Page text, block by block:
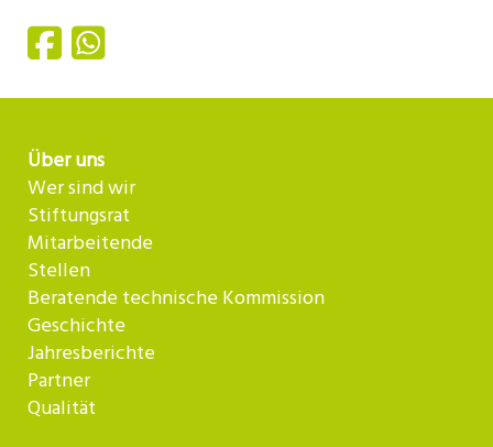
Über uns
Wer sind wir
Stiftungsrat
Mitarbeitende
Stellen
Beratende technische Kommission
Geschichte
Jahresberichte
Partner
Qualität